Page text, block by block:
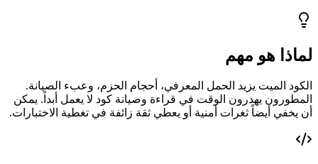
لماذا هو مهم
الكود الميت يزيد الحمل المعرفي، أحجام الحزم، وعبء الصيانة.
المطورون يهدرون الوقت في قراءة وصيانة كود لا يعمل أبداً. يمكن
أن يخفي أيضاً ثغرات أمنية أو يعطي ثقة زائفة في تغطية الاختبارات.